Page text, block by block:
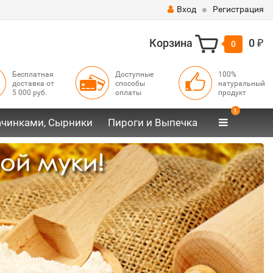
Вход Регистрация
Корзина 0 0 ₽
Бесплатная
доставка от
5 000 руб.
Доступные
способы
оплаты
100%
натуральный
продукт
Сырники Пироги и Выпечка
1